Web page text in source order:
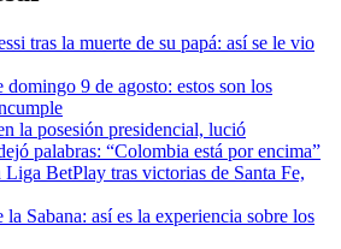
tras la muerte de su papá: así se le vio
9 de agosto: estos son los
la posesión presidencial, lució
palabras: “Colombia está por encima”
BetPlay tras victorias de Santa Fe,
la Sabana: así es la experiencia sobre los